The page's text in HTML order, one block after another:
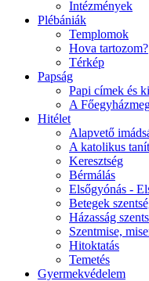
Intézmények
Plébániák
Templomok
Hova tartozom?
Térkép
Papság
Papi címek és
A
Hitélet
Alapvető
A katolikus
Keresztség
Bérmálás
Elsőgyónás -
Betegek
Házasság
Szentmise,
Hitoktatás
Temetés
Gyermekvédelem